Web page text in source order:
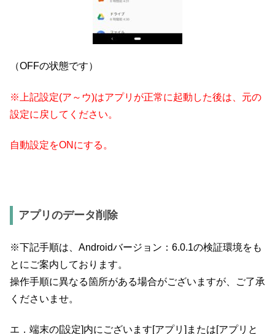
（OFFの状態です）
※上記設定(ア～ウ)はアプリが正常に起動した後は 、元の
設定に戻してください。
自動設定をONにする。
アプリのデータ削除
※下記手順は、Androidバージョン：6.0.1の検証環境をも
とにご案内しております。
操作手順に異なる箇所がある場合がございますが、ご了承
ください ませ。
エ．端末の[設定]内にございます[アプリ]または[アプリと